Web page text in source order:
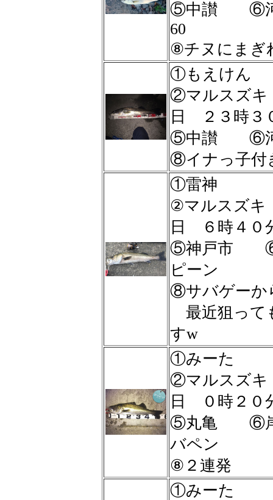
⑤中讃 ⑥河
60
⑧チヌにまぎ
①もえけん
②マルスズ
日 ２３時
⑤中讃 ⑥河
⑧イナっ子付
①雷神
②マルスズ
日 ６時４
⑤神戸市 ⑥
ピーン
⑧サバゲーか
最近狙って
すw
①みーた
②マルスズ
日 ０時２
⑤丸亀 ⑥岸
バペン
⑧２連発
①みーた